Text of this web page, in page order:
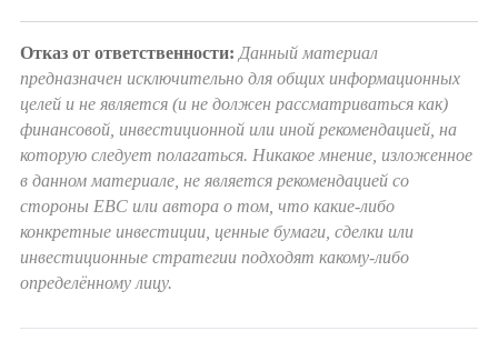
Отказ от ответственности: Данный материал
предназначен исключительно для общих информационных
целей и не является (и не должен рассматриваться как)
финансовой, инвестиционной или иной рекомендацией, на
которую следует полагаться. Никакое мнение, изложенное
в данном материале, не является рекомендацией со
стороны EBC или автора о том, что какие-либо
конкретные инвестиции, ценные бумаги, сделки или
инвестиционные стратегии подходят какому-либо
определённому лицу.